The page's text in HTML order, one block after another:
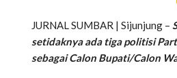
JURNAL SUMBAR | Sijunjung –
setidaknya ada tiga politisi
sebagai Calon Bupati/Calon